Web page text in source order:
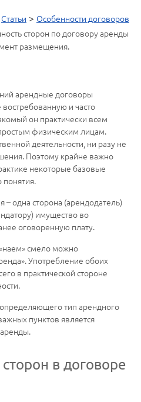
Статьи > Особенности договоров
сторон по договору аренды
размещения.
арендные договоры
и часто
он практически всем
физическим лицам.
деятельности, ни разу не
Поэтому крайне важно
некоторые базовые
одна сторона (арендодатель)
имущество во
оговоренную плату.
смело можно
Употребление обоих
в практической стороне
тип арендного
пунктов является
в договоре